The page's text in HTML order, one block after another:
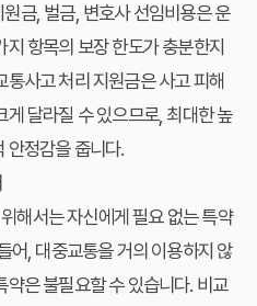
금, 벌금, 변호사 선임비용은 운
항목의 보장 한도가 충분한지
사고 처리 지원금은 사고 피해
게 달라질 수 있으므로, 최대한 높
안정감을 줍니다.
해서는 자신에게 필요 없는 특약
어, 대중교통을 거의 이용하지 않
은 불필요할 수 있습니다. 비교